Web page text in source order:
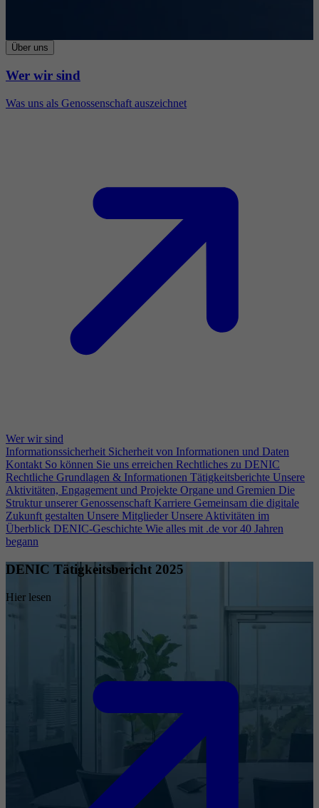
Über uns
Wer wir sind
Was uns als Genossenschaft auszeichnet
Wer wir sind
Informationssicherheit Sicherheit von Informationen und Daten
Kontakt So können Sie uns erreichen Rechtliches zu DENIC
Rechtliche Grundlagen & Informationen Tätigkeitsberichte Unsere
Aktivitäten, Engagement und Projekte Organe und Gremien Die
Struktur unserer Genossenschaft Karriere Gemeinsam die digitale
Zukunft gestalten Unsere Mitglieder Unsere Aktivitäten im
Überblick DENIC-Geschichte Wie alles mit .de vor 40 Jahren
begann
DENIC Tätigkeitsbericht 2025
Hier lesen